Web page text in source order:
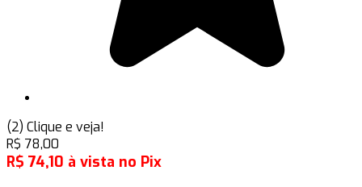
(2) Clique e veja!
R$ 78,00
R$ 74,10 à vista no Pix